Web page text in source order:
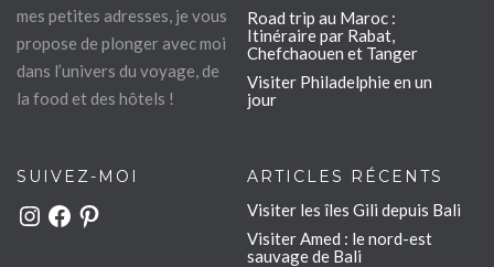
mes petites adresses, je vous
propose de plonger avec moi
dans l’univers du voyage, de
la food et des hôtels !
Road trip au Maroc :
Itinéraire par Rabat,
Chefchaouen et Tanger
Visiter Philadelphie en un
jour
SUIVEZ-MOI
Instagram
FacebookPinterest
ARTICLES RÉCENTS
Visiter les îles Gili depuis Bali
Visiter Amed : le nord-est
sauvage de Bali